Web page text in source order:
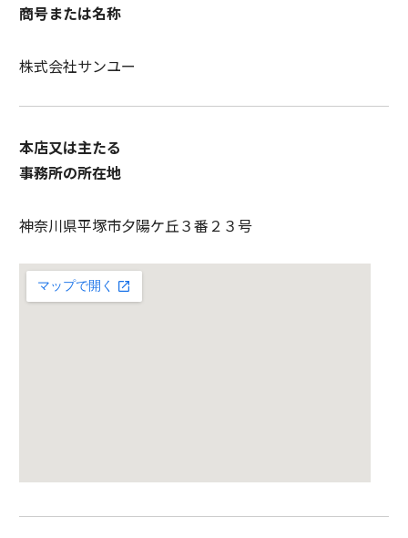
商号または名称
株式会社サンユー
本店又は主たる
事務所の所在地
神奈川県平塚市夕陽ケ丘３番２３号